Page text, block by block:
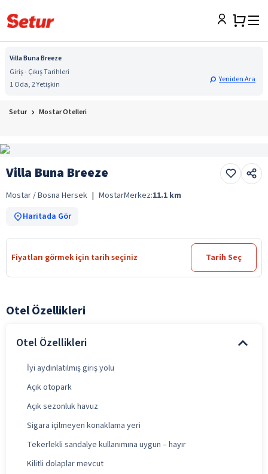
Villa Buna Breeze
Giriş - Çıkış Tarihleri
1 Oda, 2 Yetişkin
Yeniden Ara
Setur Mostar Otelleri
Villa Buna Breeze
Mostar / Bosna Hersek | MostarMerkez:11.1 km
Haritada Gör
Fiyatları görmek için tarih seçiniz Tarih Seç
Otel Özellikleri
Otel Özellikleri
İyi aydınlatılmış giriş yolu
Açık otopark
Açık sezonluk havuz
Sigara içilmeyen konaklama yeri
Tekerlekli sandalye kullanımına uygun – hayır
Kilitli dolaplar mevcut